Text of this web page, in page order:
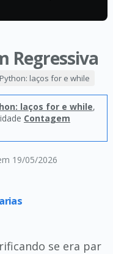
Regressiva
19/05/2026
laços for e while
laços for e while,
Contagem
se era par